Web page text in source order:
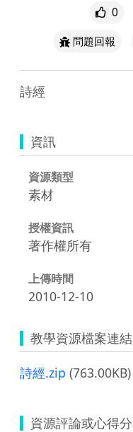
0
問題回報
詩經
資訊
資源類型
素材
授權資訊
著作權所有
上傳時間
2010-12-10
教學資源檔案連結
詩經.zip (763.00KB)
資源評論或心得